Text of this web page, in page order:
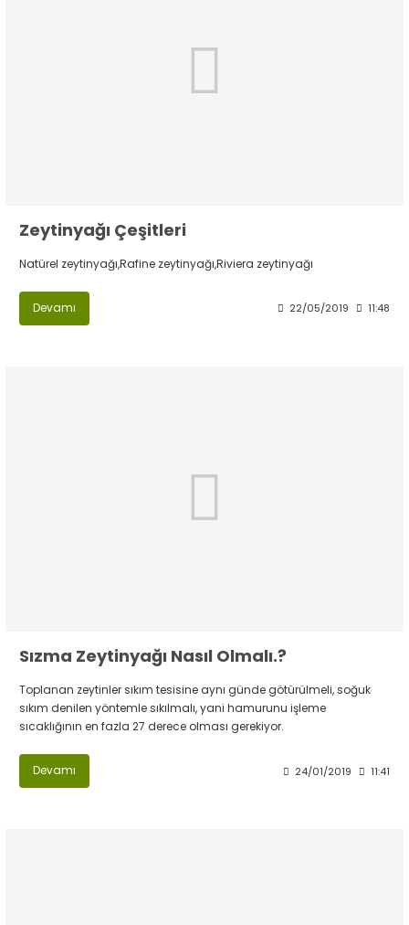
Zeytinyağı Çeşitleri
Natürel zeytinyağı,Rafine zeytinyağı,Riviera zeytinyağı
Devamı 22/05/2019 11:48
Sızma Zeytinyağı Nasıl Olmalı.?
Toplanan zeytinler sıkım tesisine aynı günde götürülmeli, soğuk
sıkım denilen yöntemle sıkılmalı, yani hamurunu işleme
sıcaklığının en fazla 27 derece olması gerekiyor.
Devamı 24/01/2019 11:41